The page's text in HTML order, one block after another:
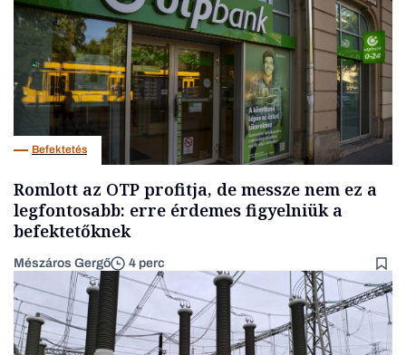
Befektetés
Romlott az OTP profitja, de messze nem ez a
legfontosabb: erre érdemes figyelniük a
befektetőknek
Mészáros Gergő 4 perc